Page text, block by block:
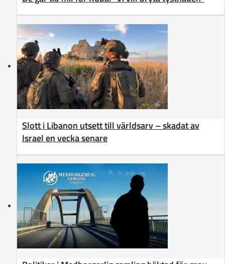
Slott i Libanon utsett till världsarv – skadat av
Israel en vecka senare